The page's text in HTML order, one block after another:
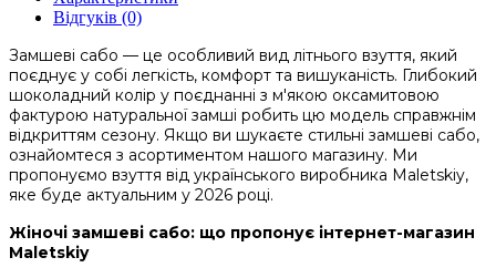
Відгуків (0)
Замшеві сабо — це особливий вид літнього взуття, який
поєднує у собі легкість, комфорт та вишуканість. Глибокий
шоколадний колір у поєднанні з м'якою оксамитовою
фактурою натуральної замші робить цю модель справжнім
відкриттям сезону. Якщо ви шукаєте стильні замшеві сабо,
ознайомтеся з асортиментом нашого магазину. Ми
пропонуємо взуття від українського виробника Maletskiy,
яке буде актуальним у 2026 році.
Жіночі замшеві сабо: що пропонує інтернет-магазин
Maletskiy